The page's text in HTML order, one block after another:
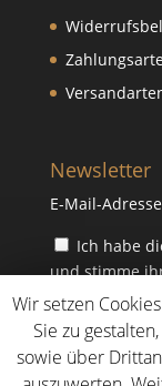
Newsletter
E-Mail-
Ich habe
und stimme
Wir setzen
Sie zu
sowie über